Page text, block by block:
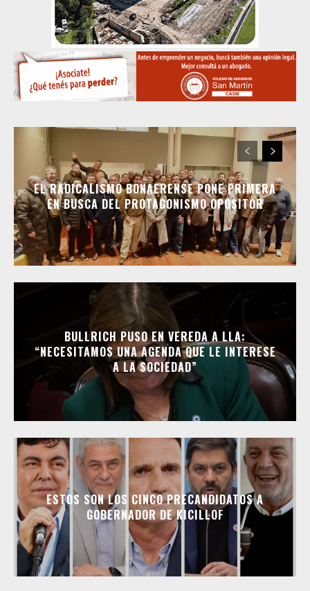
EL RADICALISMO BONAERENSE PONE PRIMERA
EN BUSCA DEL PROTAGONISMO OPOSITOR
BULLRICH PUSO EN VEREDA A LLA:
“NECESITAMOS UNA AGENDA QUE LE INTERESE
A LA SOCIEDAD”
ESTOS SON LOS CINCO PRECANDIDATOS A
GOBERNADOR DE KICILLOF